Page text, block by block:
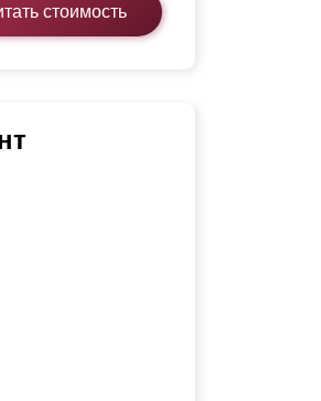
стоимость